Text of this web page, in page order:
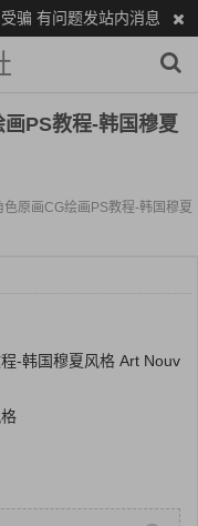
骗 有问题发站内消息
PS教程-韩国穆夏
色原画CG绘画PS教程-韩国穆夏
-韩国穆夏风格 Art Nouv